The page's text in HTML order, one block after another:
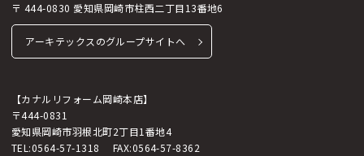
〒 444-0830 愛知県岡崎市柱西二丁目13番地6
アーキテックスのグループサイトへ
【カナルリフォーム岡崎本店】
〒444-0831
愛知県岡崎市羽根北町2丁目1番地4
TEL:0564-57-1318 FAX:0564-57-8362